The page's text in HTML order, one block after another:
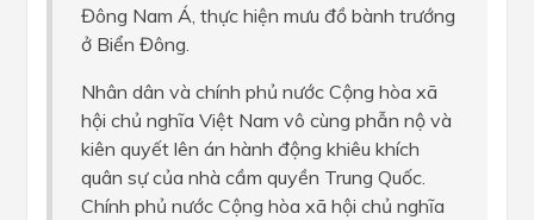
Đông Nam Á, thực hiện mưu đồ bành trướng
ở Biển Đông.
Nhân dân và chính phủ nước Cộng hòa xã
hội chủ nghĩa Việt Nam vô cùng phẫn nộ và
kiên quyết lên án hành động khiêu khích
quân sự của nhà cầm quyền Trung Quốc.
Chính phủ nước Cộng hòa xã hội chủ nghĩa